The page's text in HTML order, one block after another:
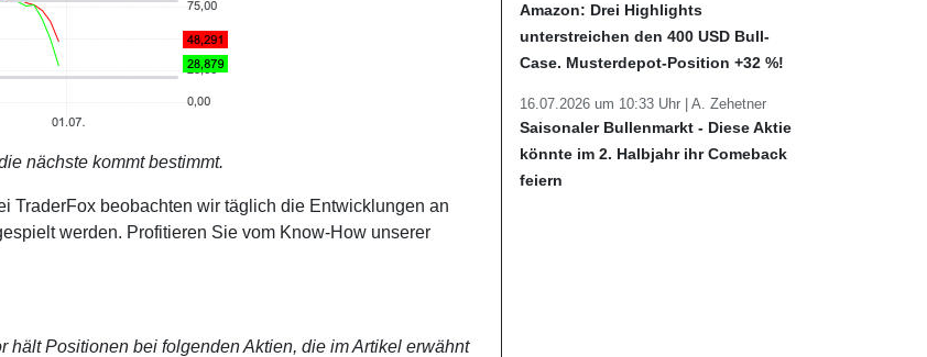
nächste kommt bestimmt.
TraderFox beobachten wir täglich die Entwicklungen an
werden. Profitieren Sie vom Know-How unserer
Positionen bei folgenden Aktien, die im Artikel erwähnt
Amazon: Drei Highlights
unterstreichen den 400 USD Bull-
Case. Musterdepot-Position +32 %!
16.07.2026 um 10:33 Uhr | A. Zehetner
Saisonaler Bullenmarkt - Diese Aktie
könnte im 2. Halbjahr ihr Comeback
feiern